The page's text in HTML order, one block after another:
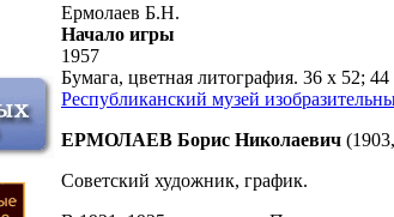
Ермолаев Б.Н.
Начало игры
1957
Бумага, цветная литография. 36 х 52; 44
Республиканский музей
ЕРМОЛАЕВ Борис Николаевич
Советский художник, график.